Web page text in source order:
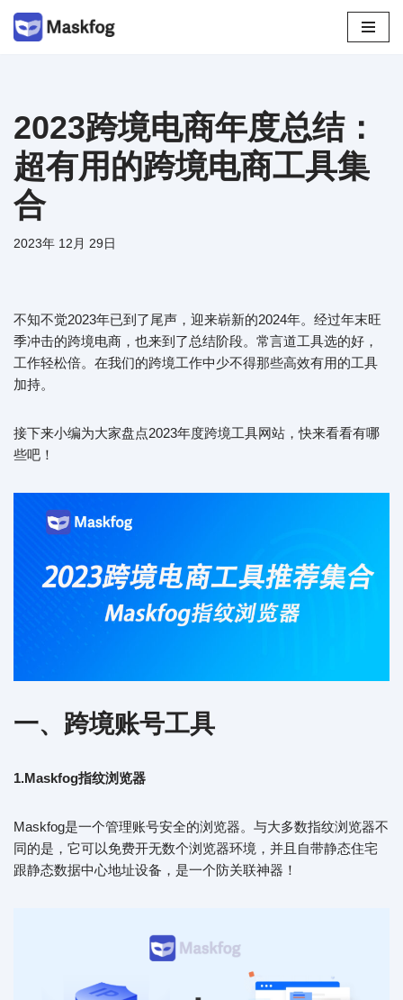
文
2023跨境电商年度总结：
超有用的跨境电商工具集
合
2023年 12月 29日
不知不觉2023年已到了尾声，迎来崭新的2024年。经过年末旺
季冲击的跨境电商，也来到了总结阶段。常言道工具选的好，
工作轻松倍。在我们的跨境工作中少不得那些高效有用的工具
加持。
接下来小编为大家盘点2023年度跨境工具网站，快来看看有哪
些吧！
一、跨境账号工具
1.Maskfog指纹浏览器
Maskfog是一个管理账号安全的浏览器。与大多数指纹浏览器不
同的是，它可以免费开无数个浏览器环境，并且自带静态住宅
跟静态数据中心地址设备，是一个防关联神器！